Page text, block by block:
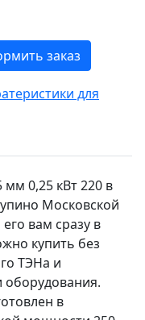
заказ
для
мм 0,25 кВт 220 в
Московской
вам сразу в
купить без
ТЭНа и
оборудования.
в